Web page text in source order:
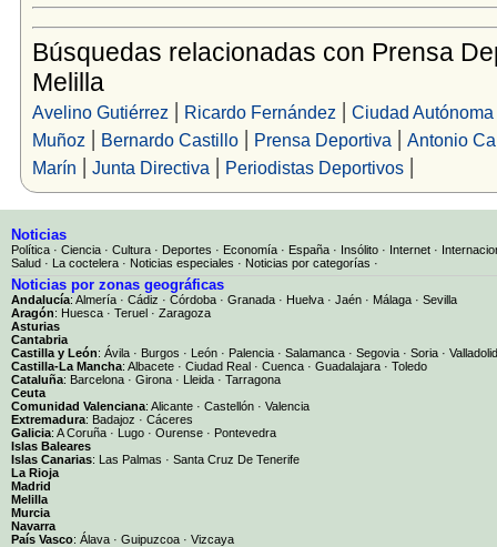
Búsquedas relacionadas con Prensa
Melilla
Avelino Gutiérrez | Ricardo Fernández | Ciudad Autónoma
Muñoz | Bernardo Castillo| Prensa Deportiva | Antonio
Marín | Junta Directiva | Periodistas Deportivos|
Noticias
Política · Ciencia · Cultura · Deportes · Economía · España · Insólito · Internet ·
Salud · La coctelera · Noticias especiales · Noticias por categorías ·
Noticias por zonas geográficas
Andalucía: Almería · Cádiz · Córdoba · Granada · Huelva · Jaén · Málaga · Sevilla
Aragón: Huesca · Teruel · Zaragoza
Asturias
Cantabria
Castilla y León: Ávila · Burgos · León · Palencia · Salamanca · Segovia · Soria · Valladolid
Castilla-La Mancha: Albacete · Ciudad Real · Cuenca · Guadalajara · Toledo
Cataluña: Barcelona · Girona · Lleida · Tarragona
Ceuta
Comunidad Valenciana: Alicante · Castellón · Valencia
Extremadura: Badajoz · Cáceres
Galicia: A Coruña · Lugo · Ourense · Pontevedra
Islas Baleares
Islas Canarias: Las Palmas · Santa Cruz De Tenerife
La Rioja
Madrid
Melilla
Murcia
Navarra
País Vasco: Álava · Guipuzcoa · Vizcaya